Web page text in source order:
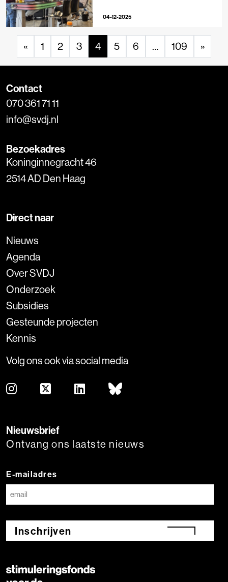
04-12-2025
« 1 2 3 4 5 6 … 109 »
Contact
070 361 71 11
info@svdj.nl
Bezoekadres
Koninginnegracht 46
2514 AD Den Haag
Direct naar
Nieuws
Agenda
Over SVDJ
Onderzoek
Subsidies
Gesteunde projecten
Kennis
Volg ons ook via social media
Nieuwsbrief
Ontvang ons laatste nieuws
E-mailadres
Inschrijven